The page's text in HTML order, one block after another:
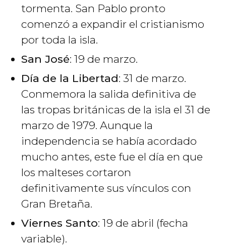
tormenta. San Pablo pronto
comenzó a expandir el cristianismo
por toda la isla.
San José: 19 de marzo.
Día de la Libertad: 31 de marzo.
Conmemora la salida definitiva de
las tropas británicas de la isla el 31 de
marzo de 1979. Aunque la
independencia se había acordado
mucho antes, este fue el día en que
los malteses cortaron
definitivamente sus vínculos con
Gran Bretaña.
Viernes Santo: 19 de abril (fecha
variable).